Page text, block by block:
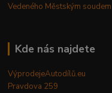
Vedeného Městským
Kde nás najdete
VýprodejeAutodílů.eu
Pravdova 259